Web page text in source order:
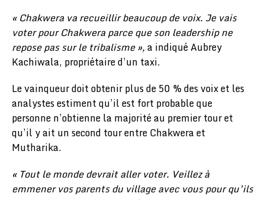
« Chakwera va recueillir beaucoup de voix. Je vais
voter pour Chakwera parce que son leadership ne
repose pas sur le tribalisme »,a indiqué Aubrey
Kachiwala, propriétaire d’un taxi.
Le vainqueur doit obtenir plus de 50 % des voix et les
analystes estiment qu’il est fort probable que
personne n’obtienne la majorité au premier tour et
qu’il y ait un second tour entre Chakwera et
Mutharika.
« Tout le monde devrait aller voter. Veillez à
emmener vos parents du village avec vous pour qu’ils